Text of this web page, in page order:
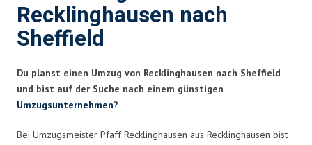
Recklinghausen nach
Sheffield
Du planst einen Umzug von Recklinghausen nach Sheffield
und bist auf der Suche nach einem günstigen
Umzugsunternehmen?
Bei Umzugsmeister Pfaff Recklinghausen aus Recklinghausen bist